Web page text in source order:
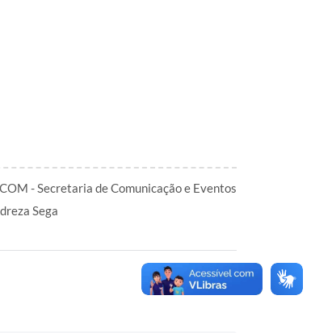
- Secretaria de Comunicação e Eventos
Sega